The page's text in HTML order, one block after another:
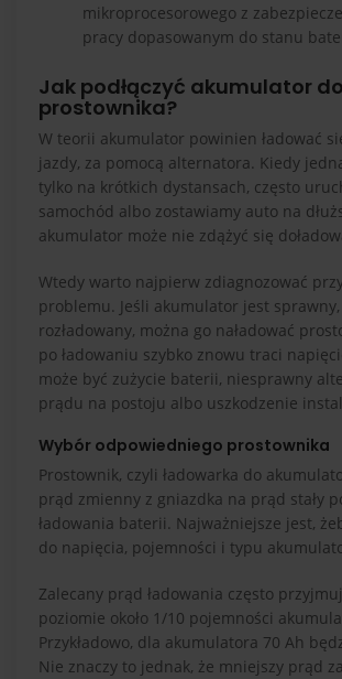
mikroprocesorowego z
pracy dopasowanym do stanu
Jak podłączyć akumulator do
prostownika?
W teorii akumulator powinien ładować
jazdy, za pomocą alternatora. Kiedy
tylko na krótkich dystansach, często
samochód albo zostawiamy auto na
akumulator może nie zdążyć się
Wtedy warto najpierw zdiagnozować
problemu. Jeśli akumulator jest
rozładowany, można go naładować
po ładowaniu szybko znowu traci
może być zużycie baterii, niesprawny
prądu na postoju albo uszkodzenie
Wybór odpowiedniego prostownika
Prostownik, czyli ładowarka do
prąd zmienny z gniazdka na prąd stały
ładowania baterii. Najważniejsze jest,
do napięcia, pojemności i typu
Zalecany prąd ładowania często
poziomie około 1/10 pojemności
Przykładowo, dla akumulatora 70 Ah
Nie znaczy to jednak, że mniejszy prąd